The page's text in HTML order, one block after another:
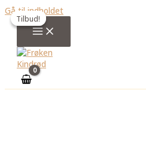
Gå til indholdet
Tilbud!
Tilbud!